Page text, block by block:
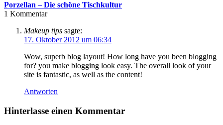
Porzellan – Die schöne Tischkultur
1 Kommentar
Makeup tips sagte:
17. Oktober 2012 um 06:34
Wow, superb blog layout! How long have you been blogging
for? you make blogging look easy. The overall look of your
site is fantastic, as well as the content!
Antworten
Hinterlasse einen Kommentar